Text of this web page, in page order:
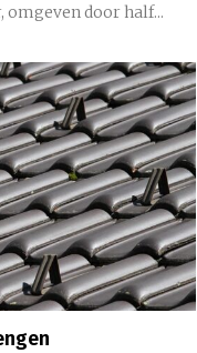
door half...